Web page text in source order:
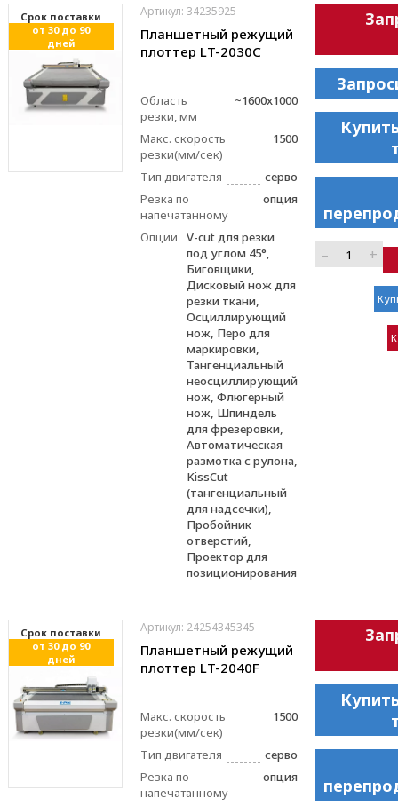
Cрок поставки
от 30 до 90
дней
Артикул: 34235925
Планшетный режущий
плоттер LT-2030C
Область
резки, мм
~1600x1000
Макс. скорость
резки(мм/сек)
1500
Тип двигателя
серво
Резка по
напечатанному
опция
Опции
V-cut для резки
под углом 45°,
Биговщики,
Дисковый нож для
резки ткани,
Осциллирующий
нож, Перо для
маркировки,
Тангенциальный
неосциллирующий
нож, Флюгерный
нож, Шпиндель
для фрезеровки,
Автоматическая
размотка с рулона,
KissCut
(тангенциальный
для надсечки),
Пробойник
отверстий,
Проектор для
позиционирования
– +
Cрок поставки
от 30 до 90
дней
Артикул: 24254345345
Планшетный режущий
плоттер LT-2040F
Макс. скорость
резки(мм/сек)
1500
Тип двигателя
серво
Резка по
напечатанному
опция